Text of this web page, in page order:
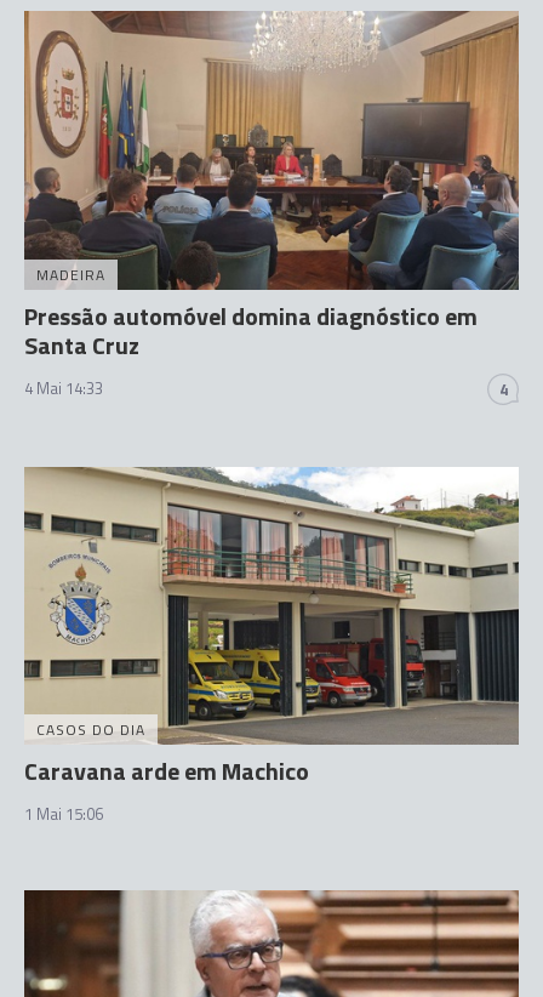
MADEIRA
Pressão automóvel domina diagnóstico em
Santa Cruz
4 Mai 14:33 4
CASOS DO DIA
Caravana arde em Machico
1 Mai 15:06